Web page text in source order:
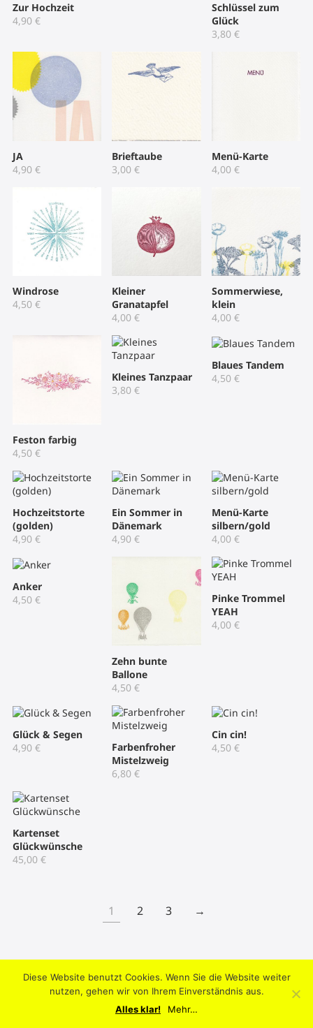
Zur Hochzeit
4,90 €
Schlüssel zum
Glück
3,80 €
JA
4,90 €
Brieftaube
3,00€
Menü-Karte
4,00 €
Windrose
4,50 €
Kleiner
Granatapfel
4,00€
Sommerwiese,
klein
4,00 €
Feston farbig
4,50 €
Kleines Tanzpaar
3,80€
Blaues Tandem
4,50 €
Hochzeitstorte
(golden)
4,90 €
Ein Sommer in
Dänemark
4,90€
Menü-Karte
silbern/gold
4,00 €
Anker
4,50 €
Zehn bunte
Ballone
4,50€
Pinke Trommel
YEAH
4,00 €
Glück & Segen
4,90 €
Farbenfroher
Mistelzweig
6,80€
Cin cin!
4,50 €
Kartenset
Glückwünsche
45,00 €
1 2 3 →
2004-2026 © Umtriebpresse . Knooper Weg 42, 24103 Kiel .
Diese Website benutzt Cookies. Wenn Sie die Website weiter
nutzen, gehen wir von Ihrem Einverständnis aus.
Alles klar!
Mehr…